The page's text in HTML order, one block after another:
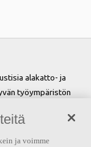
alakatto- ja
työympäristön
perusta kaikelle
ja voimme